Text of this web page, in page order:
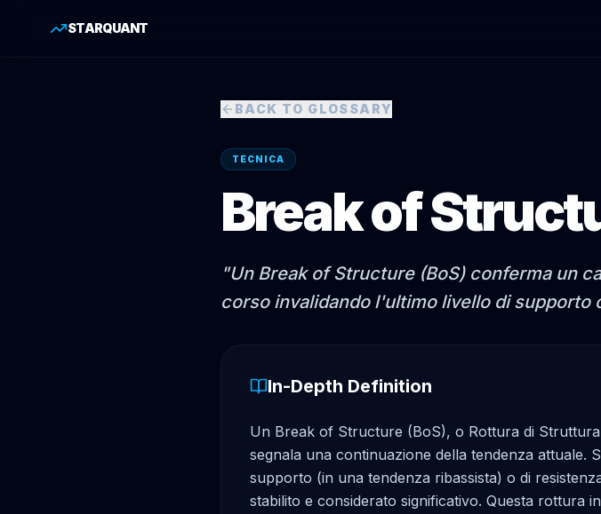
STARQUANT
BACK TO GLOSSARY
TECNICA
Break of
"Un Break of Structure (BoS) conferma un
corso invalidando l'ultimo livello di supporto
In-Depth Definition
Un Break of Structure (BoS), o Rottura di
segnala una continuazione della tendenza attuale.
supporto (in una tendenza ribassista) o di
stabilito e considerato significativo. Questa rottura